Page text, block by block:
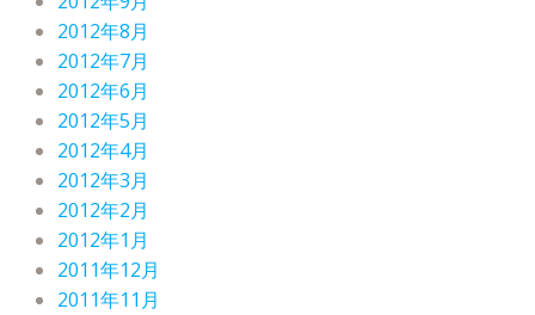
2012年8月
2012年7月
2012年6月
2012年5月
2012年4月
2012年3月
2012年2月
2012年1月
2011年12月
2011年11月